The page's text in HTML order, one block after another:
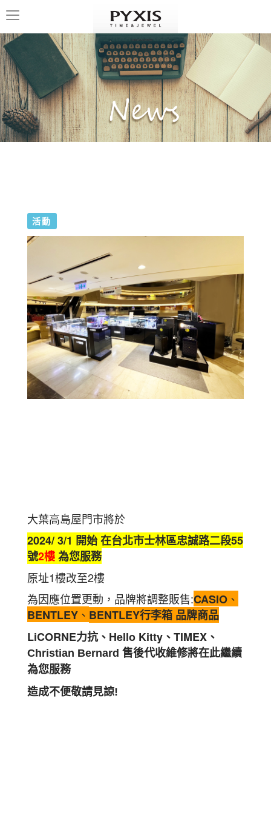
Toggle
活動
大葉高島屋門市將於
2024/ 3/1 開始 在台北市士林區忠誠路二段55
號2樓為您服務
原址1樓改至2樓
為因應位置更動，品牌將調整販售:CASIO 、
BENTLEY 、 BENTLEY行李箱 品牌商品
LiCORNE力抗、Hello Kitty、TIMEX、
Christian Bernard 售後代收維修將在此繼續
為您服務
造成不便敬請見諒!